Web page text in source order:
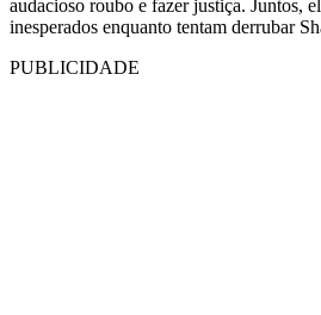
audacioso roubo e fazer justiça. Juntos,
inesperados enquanto tentam derrubar
PUBLICIDADE